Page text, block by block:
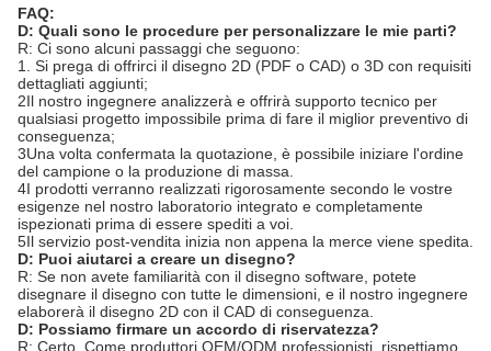
FAQ:
D: Quali sono le procedure per personalizzare le mie parti?
R: Ci sono alcuni passaggi che seguono:
1. Si prega di offrirci il disegno 2D (PDF o CAD) o 3D con requisiti
dettagliati aggiunti;
2Il nostro ingegnere analizzerà e offrirà supporto tecnico per
qualsiasi progetto impossibile prima di fare il miglior preventivo di
conseguenza;
3Una volta confermata la quotazione, è possibile iniziare l'ordine
del campione o la produzione di massa.
4I prodotti verranno realizzati rigorosamente secondo le vostre
esigenze nel nostro laboratorio integrato e completamente
ispezionati prima di essere spediti a voi.
5Il servizio post-vendita inizia non appena la merce viene spedita.
D: Puoi aiutarci a creare un disegno?
R: Se non avete familiarità con il disegno software, potete
disegnare il disegno con tutte le dimensioni, e il nostro ingegnere
elaborerà il disegno 2D con il CAD di conseguenza.
D: Possiamo firmare un accordo di riservatezza?
R: Certo. Come produttori OEM/ODM professionisti, rispettiamo